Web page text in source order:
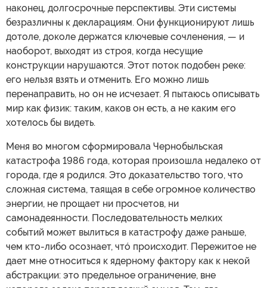
наконец, долгосрочные перспективы. Эти системы
безразличны к декларациям. Они функционируют лишь
дотоле, доколе держатся ключевые сочленения, — и
наоборот, выходят из строя, когда несущие
конструкции нарушаются. Этот поток подобен реке:
его нельзя взять и отменить. Его можно лишь
перенаправить, но он не исчезает. Я пытаюсь описывать
мир как физик: таким, каков он есть, а не каким его
хотелось бы видеть.
Меня во многом сформировала Чернобыльская
катастрофа 1986 года, которая произошла недалеко от
города, где я родился. Это доказательство того, что
сложная система, таящая в себе огромное количество
энергии, не прощает ни просчетов, ни
самонадеянности. Последовательность мелких
событий может вылиться в катастрофу даже раньше,
чем кто-либо осознает, чтó происходит. Пережитое не
дает мне относиться к ядерному фактору как к некой
абстракции: это предельное ограничение, вне